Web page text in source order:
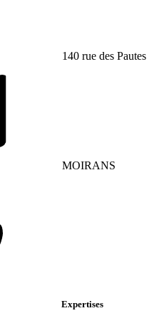
140 rue des Pautes
MOIRANS
Expertises